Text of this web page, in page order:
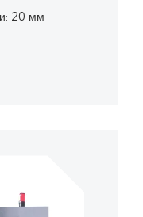
20 мм